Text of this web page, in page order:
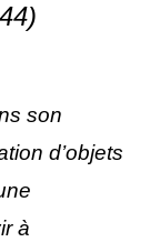
son
d’objets
à